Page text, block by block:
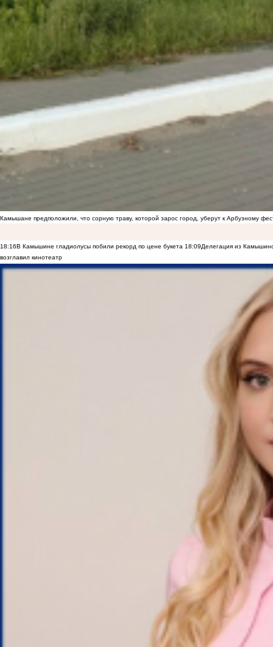
Камышане предположили, что сорную траву, которой зарос город, уберут к Арбузному
18:16В Камышине гладиолусы побили рекорд по цене букета 18:09Делегация из
возглавил кинотеатр